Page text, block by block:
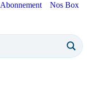
Abonnement Nos Box